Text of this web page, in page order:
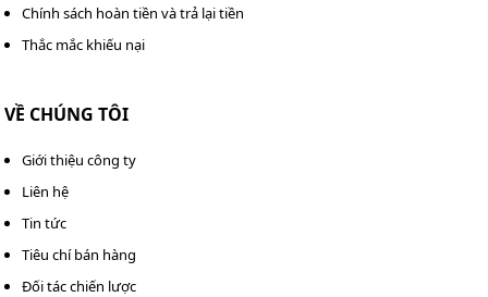
dùng lẫn pin cũ với pin mới hoặc các loại pin khác
Chính sách hoàn tiền và trả lại tiền
Thắc mắc khiếu nại
VỀ CHÚNG TÔI
Giới thiệu công ty
Liên hệ
Tin tức
Tiêu chí bán hàng
Đối tác chiến lược